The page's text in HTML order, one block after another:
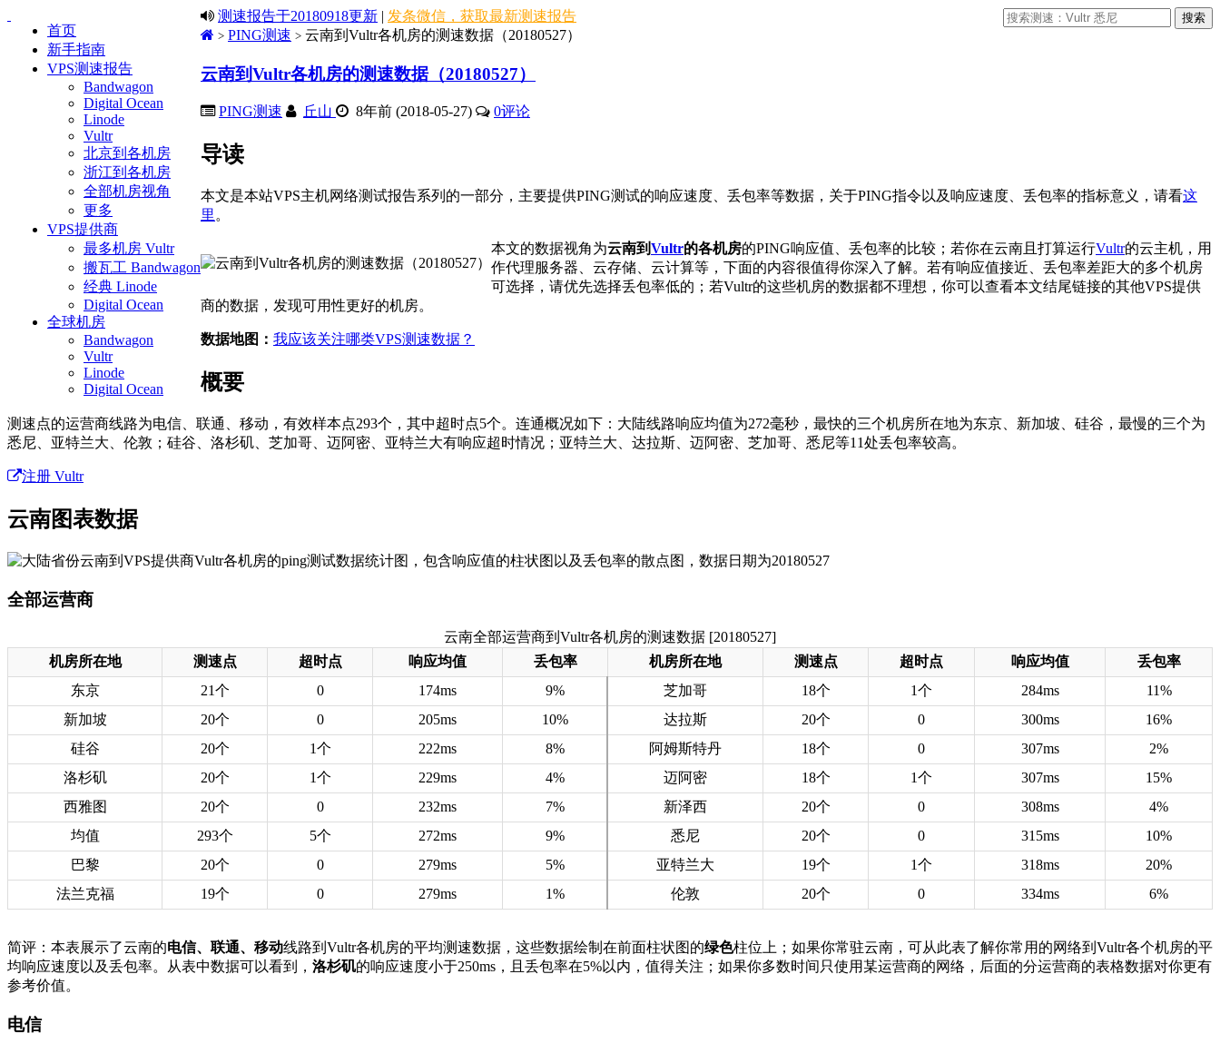
首页
新手指南
VPS测速报告
Bandwagon
Digital Ocean
Linode
Vultr
北京到各机房
浙江到各机房
全部机房视角
更多
VPS提供商
最多机房 Vultr
搬瓦工 Bandwagon
经典 Linode
Digital Ocean
全球机房
Bandwagon
Vultr
Linode
Digital Ocean
测速报告于20180918更新 | 发条微信，获取最新测速报告
> PING测速 > 云南到Vultr各机房的测速数据（20180527）
云南到Vultr各机房的测速数据（20180527）
PING测速 丘山 8年前 (2018-05-27) 0评论
导读
本文是本站VPS主机网络测试报告系列的一部分，主要提供PING测试的响应速度、丢包率等数据，关于PING指令以及响应速度、丢包率的指标意义，请看这
里 。
本文的数据视角为云南到Vultr的各机房的PING响应值、丢包率的比较；若你在云南且打算运行Vultr的云主机，用
作代理服务器、云存储、云计算等，下面的内容很值得你深入了解。若有响应值接近、丢包率差距大的多个机房
可选择，请优先选择丢包率低的；若Vultr的这些机房的数据都不理想，你可以查看本文结尾链接的其他VPS提供
商的数据，发现可用性更好的机房。
数据地图： 我应该关注哪类VPS测速数据？
概要
测速点的运营商线路为电信、联通、移动，有效样本点293个，其中超时点5个。连通概况如下：大陆线路响应均值为272毫秒，最快的三个机房所在地为东京、新加坡、硅谷，最慢的三个为
悉尼、亚特兰大、伦敦；硅谷、洛杉矶、芝加哥、迈阿密、亚特兰大有响应超时情况；亚特兰大、达拉斯、迈阿密、芝加哥、悉尼等11处丢包率较高。
注册 Vultr
云南图表数据
全部运营商
云南全部运营商到Vultr各机房的测速数据 [20180527]
机房所在地
测速点 超时点 响应均值 丢包率 机房所在地 测速点 超时点 响应均值
丢包率
东京
21个 0 174ms 9% 芝加哥 18个 1个 284ms
11%
新加坡
20个 0 205ms 10% 达拉斯 20个 0 300ms
16%
硅谷
20个 1个 222ms 8% 阿姆斯特丹 18个 0 307ms
2%
洛杉矶
20个 1个 229ms 4% 迈阿密 18个 1个 307ms
15%
西雅图
20个 0 232ms 7% 新泽西 20个 0 308ms
4%
均值
293个 5个 272ms 9% 悉尼 20个 0 315ms
10%
巴黎
20个 0 279ms 5% 亚特兰大 19个 1个 318ms
20%
法兰克福
19个 0 279ms 1% 伦敦 20个 0 334ms 6%
简评：本表展示了云南的电信、联通、移动线路到Vultr各机房的平均测速数据，这些数据绘制在前面柱状图的绿色柱位上；如果你常驻云南，可从此表了解你常用的网络到Vultr各个机房的平
均响应速度以及丢包率。从表中数据可以看到， 洛杉矶的响应速度小于250ms，且丢包率在5%以内，值得关注；如果你多数时间只使用某运营商的网络，后面的分运营商的表格数据对你更有
参考价值。
电信